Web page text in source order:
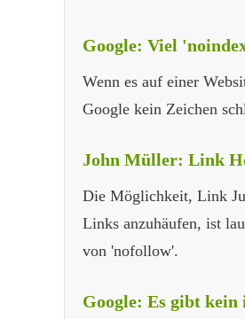
Google: Viel
Wenn es auf einer
Google kein Zeichen
John Müller: Link
Die Möglichkeit, Link
Links anzuhäufen, ist
von 'nofollow'.
Google: Es gibt